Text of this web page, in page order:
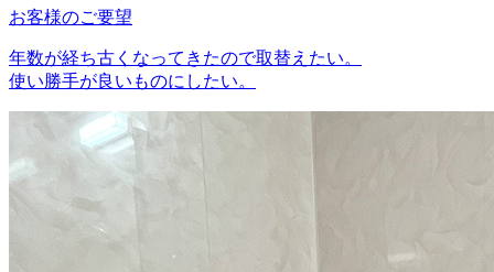
お客様のご要望
年数が経ち古くなってきたので取替えたい。
使い勝手が良いものにしたい。